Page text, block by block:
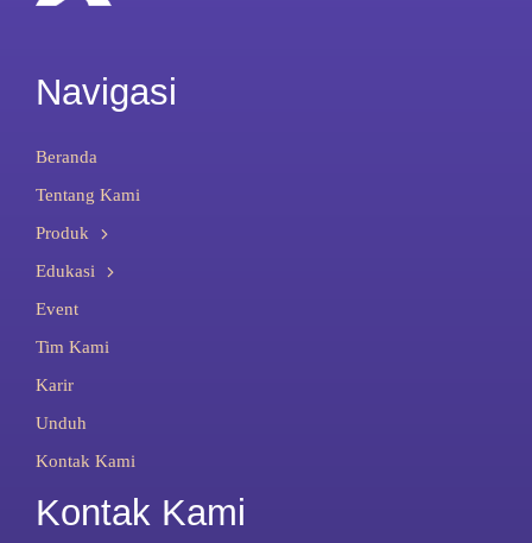
Navigasi
Beranda
Tentang Kami
Produk
Edukasi
Event
Tim Kami
Karir
Unduh
Kontak Kami
Kontak Kami